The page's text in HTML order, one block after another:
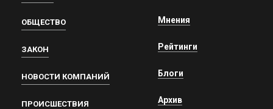
ОБЩЕСТВО
ЗАКОН
НОВОСТИ КОМПАНИЙ
ПРОИСШЕСТВИЯ
Мнения
Рейтинги
Блоги
Архив